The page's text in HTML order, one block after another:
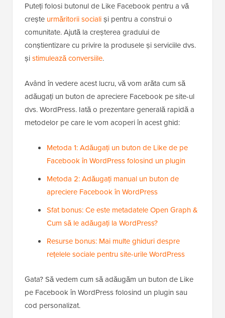
Puteți folosi butonul de Like Facebook pentru a vă
crește urmăritorii socialiși pentru a construi o
comunitate. Ajută la creșterea gradului de
conștientizare cu privire la produsele și serviciile dvs.
șistimulează conversiile.
Având în vedere acest lucru, vă vom arăta cum să
adăugați un buton de apreciere Facebook pe site-ul
dvs. WordPress. Iată o prezentare generală rapidă a
metodelor pe care le vom acoperi în acest ghid:
Metoda 1: Adăugați un buton de Like de pe
Facebook în WordPress folosind un plugin
Metoda 2: Adăugați manual un buton de
apreciere Facebook în WordPress
Sfat bonus: Ce este metadatele Open Graph &
Cum să le adăugați la WordPress?
Resurse bonus: Mai multe ghiduri despre
rețelele sociale pentru site-urile WordPress
Gata? Să vedem cum să adăugăm un buton de Like
pe Facebook în WordPress folosind un plugin sau
cod personalizat.